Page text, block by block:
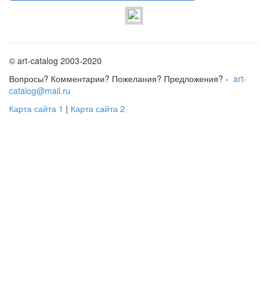
© art-catalog 2003-2020
Вопросы? Комментарии? Пожелания? Предложения? - art-
catalog@mail.ru
Карта сайта 1 | Карта сайта 2